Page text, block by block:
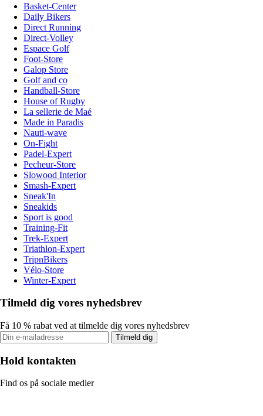
Basket-Center
Daily Bikers
Direct Running
Direct-Volley
Espace Golf
Foot-Store
Galop Store
Golf and co
Handball-Store
House of Rugby
La sellerie de Maé
Made in Paradis
Nauti-wave
On-Fight
Padel-Expert
Pecheur-Store
Slowood Interior
Smash-Expert
Sneak'In
Sneakids
Sport is good
Training-Fit
Trek-Expert
Triathlon-Expert
TripnBikers
Vélo-Store
Winter-Expert
Tilmeld dig vores nyhedsbrev
Få 10 % rabat ved at tilmelde dig vores nyhedsbrev
Tilmeld dig
Hold kontakten
Find os på sociale medier